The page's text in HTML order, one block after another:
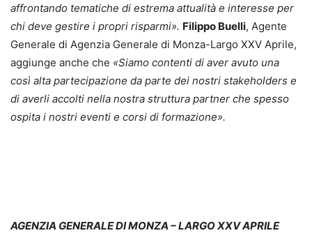
affrontando tematiche di estrema attualità e interesse per
chi deve gestire i propri risparmi». Filippo Buelli, Agente
Generale di Agenzia Generale di Monza-Largo XXV Aprile,
aggiunge anche che «Siamo contenti di aver avuto una
così alta partecipazione da parte dei nostri stakeholders e
di averli accolti nella nostra struttura partner che spesso
ospita i nostri eventi e corsi di formazione».
AGENZIA GENERALE DI MONZA – LARGO XXV APRILE